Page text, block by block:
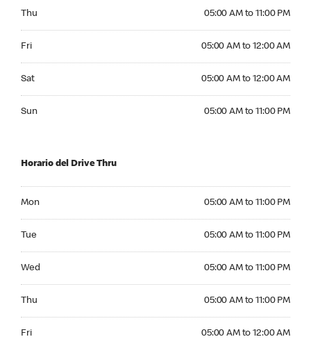
Thu 05:00 AM to 11:00 PM
Fri 05:00 AM to 12:00 AM
Sat 05:00 AM to 12:00 AM
Sun 05:00 AM to 11:00 PM
Horario del Drive Thru
Mon 05:00 AM to 11:00 PM
Tue 05:00 AM to 11:00 PM
Wed 05:00 AM to 11:00 PM
Thu 05:00 AM to 11:00 PM
Fri 05:00 AM to 12:00 AM